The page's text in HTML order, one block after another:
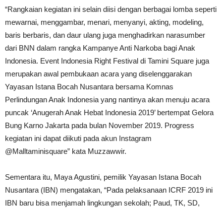
“Rangkaian kegiatan ini selain diisi dengan berbagai lomba seperti
mewarnai, menggambar, menari, menyanyi, akting, modeling,
baris berbaris, dan daur ulang juga menghadirkan narasumber
dari BNN dalam rangka Kampanye Anti Narkoba bagi Anak
Indonesia. Event Indonesia Right Festival di Tamini Square juga
merupakan awal pembukaan acara yang diselenggarakan
Yayasan Istana Bocah Nusantara bersama Komnas
Perlindungan Anak Indonesia yang nantinya akan menuju acara
puncak ‘Anugerah Anak Hebat Indonesia 2019’ bertempat Gelora
Bung Karno Jakarta pada bulan November 2019. Progress
kegiatan ini dapat diikuti pada akun Instagram
@Malltaminisquare” kata Muzzawwir.
Sementara itu, Maya Agustini, pemilik Yayasan Istana Bocah
Nusantara (IBN) mengatakan, “Pada pelaksanaan ICRF 2019 ini
IBN baru bisa menjamah lingkungan sekolah; Paud, TK, SD,